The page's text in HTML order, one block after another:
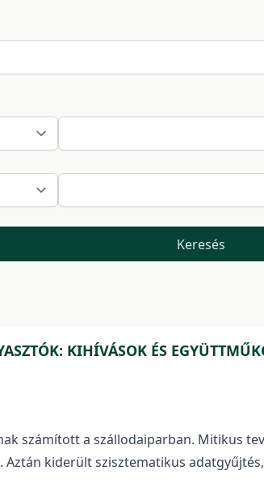
Keresés
KIHÍVÁSOK ÉS
számított a szállodaiparban. Mitikus
Aztán kiderült szisztematikus